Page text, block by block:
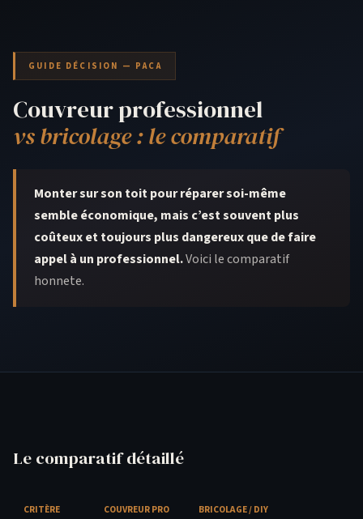
GUIDE DÉCISION — PACA
Couvreur professionnel
vs bricolage : le comparatif
Monter sur son toit pour réparer soi-même
semble économique, mais c’est souvent plus
coûteux et toujours plus dangereux que de faire
appel à un professionnel.Voici le comparatif
honnete.
Le comparatif détaillé
CRITÈRE COUVREUR PRO BRICOLAGE / DIY